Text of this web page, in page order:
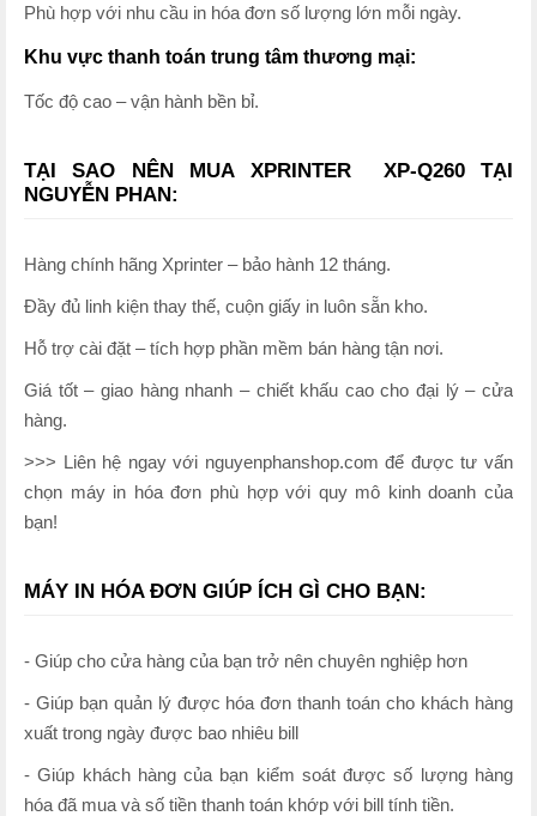
Phù hợp với nhu cầu in hóa đơn số lượng lớn mỗi ngày.
Khu vực thanh toán trung tâm thương mại:
Tốc độ cao – vận hành bền bỉ.
TẠI SAO NÊN MUA XPRINTER XP-Q260 TẠI
NGUYỄN PHAN:
Hàng chính hãng Xprinter – bảo hành 12 tháng.
Đầy đủ linh kiện thay thế, cuộn giấy in luôn sẵn kho.
Hỗ trợ cài đặt – tích hợp phần mềm bán hàng tận nơi.
Giá tốt – giao hàng nhanh – chiết khấu cao cho đại lý – cửa
hàng.
>>> Liên hệ ngay với nguyenphanshop.com để được tư vấn
chọn máy in hóa đơn phù hợp với quy mô kinh doanh của
bạn!
MÁY IN HÓA ĐƠN GIÚP ÍCH GÌ CHO BẠN:
- Giúp cho cửa hàng của bạn trở nên chuyên nghiệp hơn
- Giúp bạn quản lý được hóa đơn thanh toán cho khách hàng
xuất trong ngày được bao nhiêu bill
- Giúp khách hàng của bạn kiểm soát được số lượng hàng
hóa đã mua và số tiền thanh toán khớp với bill tính tiền.